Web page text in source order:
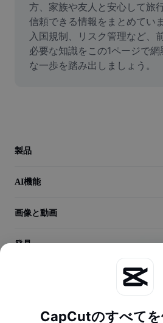
Face Cutout
動画
動画への字幕追加
動画コンバーター
方、家族や友人と安心して旅
信頼できる情報をまとめてい
入国規制、リスク管理など、
必要な知識をこの1ページで
な一歩を踏み出しましょう。
製品
AI機能
画像と動画
発見
CapCutのすべてを